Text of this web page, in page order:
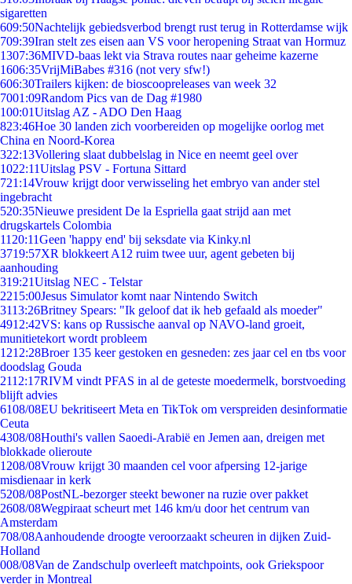
sigaretten
609:50Nachtelijk gebiedsverbod brengt rust terug in Rotterdamse wijk
709:39Iran stelt zes eisen aan VS voor heropening Straat van Hormuz
1307:36MIVD-baas lekt via Strava routes naar geheime kazerne
1606:35VrijMiBabes #316 (not very sfw!)
606:30Trailers kijken: de bioscoopreleases van week 32
7001:09Random Pics van de Dag #1980
100:01Uitslag AZ - ADO Den Haag
823:46Hoe 30 landen zich voorbereiden op mogelijke oorlog met
China en Noord-Korea
322:13Vollering slaat dubbelslag in Nice en neemt geel over
1022:11Uitslag PSV - Fortuna Sittard
721:14Vrouw krijgt door verwisseling het embryo van ander stel
ingebracht
520:35Nieuwe president De la Espriella gaat strijd aan met
drugskartels Colombia
11 20:11Geen 'happy end' bij seksdate via Kinky.nl
3719:57XR blokkeert A12 ruim twee uur, agent gebeten bij
aanhouding
319:21Uitslag NEC - Telstar
2215:00Jesus Simulator komt naar Nintendo Switch
3113:26Britney Spears: "Ik geloof dat ik heb gefaald als moeder"
4912:42VS: kans op Russische aanval op NAVO-land groeit,
munitietekort wordt probleem
1212:28Broer 135 keer gestoken en gesneden: zes jaar cel en tbs voor
doodslag Gouda
2112:17RIVM vindt PFAS in al de geteste moedermelk, borstvoeding
blijft advies
6108/08EU bekritiseert Meta en TikTok om verspreiden desinformatie
Ceuta
4308/08Houthi's vallen Saoedi-Arabië en Jemen aan, dreigen met
blokkade olieroute
1208/08Vrouw krijgt 30 maanden cel voor afpersing 12-jarige
misdienaar in kerk
5208/08PostNL-bezorger steekt bewoner na ruzie over pakket
2608/08Wegpiraat scheurt met 146 km/u door het centrum van
Amsterdam
708/08Aanhoudende droogte veroorzaakt scheuren in dijken Zuid-
Holland
008/08Van de Zandschulp overleeft matchpoints, ook Griekspoor
verder in Montreal